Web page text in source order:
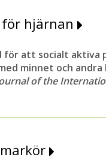
för hjärnan
att socialt aktiva
minnet och andra
of the